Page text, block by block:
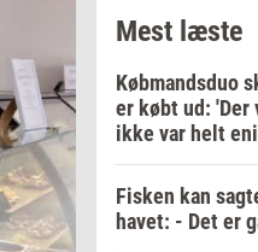
Mest læste
Købmandsduo
er købt ud: 'Der
ikke var helt
Fisken kan
havet: - Det er